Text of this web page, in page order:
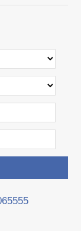
料生产线
圾等石料